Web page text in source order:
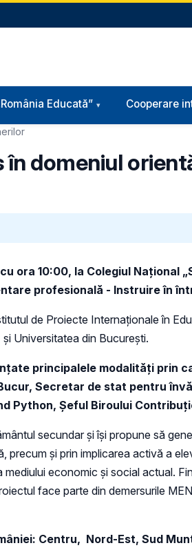
Educată” Cooperare
domeniul
ora 10:00, la Colegiul Național
profesională - Instruire în
de Proiecte Internaționale în
Universitatea din București.
principalele modalități prin
Secretar de stat pentru
Șeful Biroului
secundar și își propune să
și prin implicarea activă a
economic și social actual.
face parte din demersurile
Centru, Nord-Est, Sud